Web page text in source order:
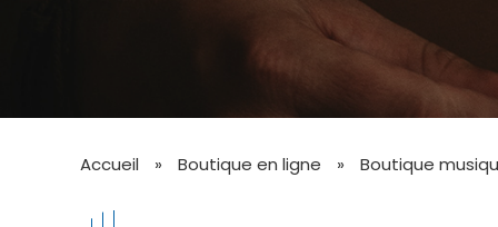
Accueil » Boutique en ligne » Boutique